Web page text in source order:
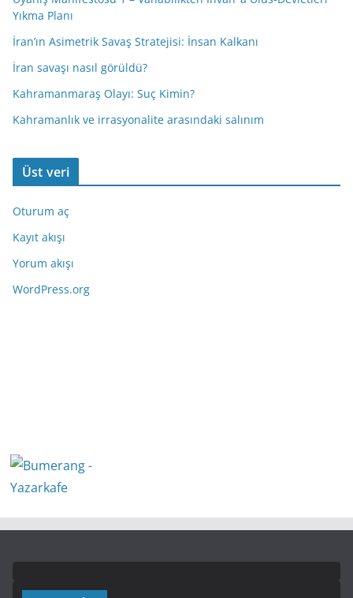
Yıkma Planı
İran’ın Asimetrik Savaş Stratejisi: İnsan Kalkanı
İran savaşı nasıl görüldü?
Kahramanmaraş Olayı: Suç Kimin?
Kahramanlık ve irrasyonalite arasındaki salınım
Üst veri
Oturum aç
Kayıt akışı
Yorum akışı
WordPress.org